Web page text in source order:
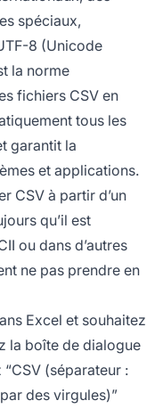
spéciaux,
8 (Unicode
la norme
fichiers CSV en
tous les
garantit la
et applications.
CSV à partir d’un
qu’il est
ou dans d’autres
ne pas prendre en
Excel et souhaitez
la boîte de dialogue
(séparateur :
des virgules)”